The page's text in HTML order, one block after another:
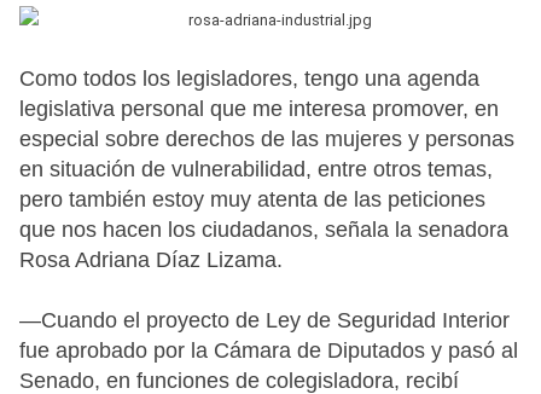
Como todos los legisladores, tengo una agenda
legislativa personal que me interesa promover, en
especial sobre derechos de las mujeres y personas
en situación de vulnerabilidad, entre otros temas,
pero también estoy muy atenta de las peticiones
que nos hacen los ciudadanos, señala la senadora
Rosa Adriana Díaz Lizama.
—Cuando el proyecto de Ley de Seguridad Interior
fue aprobado por la Cámara de Diputados y pasó al
Senado, en funciones de colegisladora, recibí